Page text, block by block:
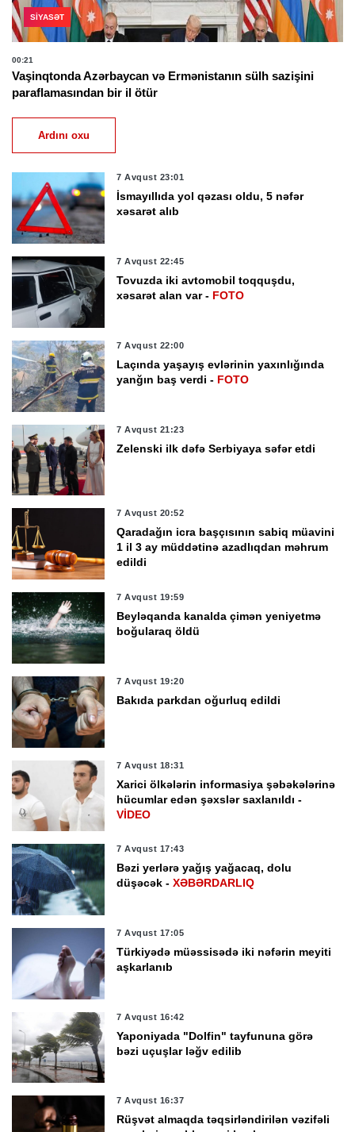
SIYASƏT
00:21
Vaşinqtonda Azərbaycan və Ermənistanın sülh sazişini
paraflamasından bir il ötür
Ardını oxu
7 Avqust 23:01
İsmayıllıda yol qəzası oldu, 5 nəfər
xəsarət alıb
7 Avqust 22:45
Tovuzda iki avtomobil toqquşdu,
xəsarət alan var - FOTO
7 Avqust 22:00
Laçında yaşayış evlərinin yaxınlığında
yanğın baş verdi - FOTO
7 Avqust 21:23
Zelenski ilk dəfə Serbiyaya səfər etdi
7 Avqust 20:52
Qaradağın icra başçısının sabiq müavini
1 il 3 ay müddətinə azadlıqdan məhrum
edildi
7 Avqust 19:59
Beyləqanda kanalda çimən yeniyetmə
boğularaq öldü
7 Avqust 19:20
Bakıda parkdan oğurluq edildi
7 Avqust 18:31
Xarici ölkələrin informasiya şəbəkələrinə
hücumlar edən şəxslər saxlanıldı -
VİDEO
7 Avqust 17:43
Bəzi yerlərə yağış yağacaq, dolu
düşəcək -XƏBƏRDARLIQ
7 Avqust 17:05
Türkiyədə müəssisədə iki nəfərin meyiti
aşkarlanıb
7 Avqust 16:42
Yaponiyada "Dolfin" tayfununa görə
bəzi uçuşlar ləğv edilib
7 Avqust 16:37
Rüşvət almaqda təqsirləndirilən vəzifəli